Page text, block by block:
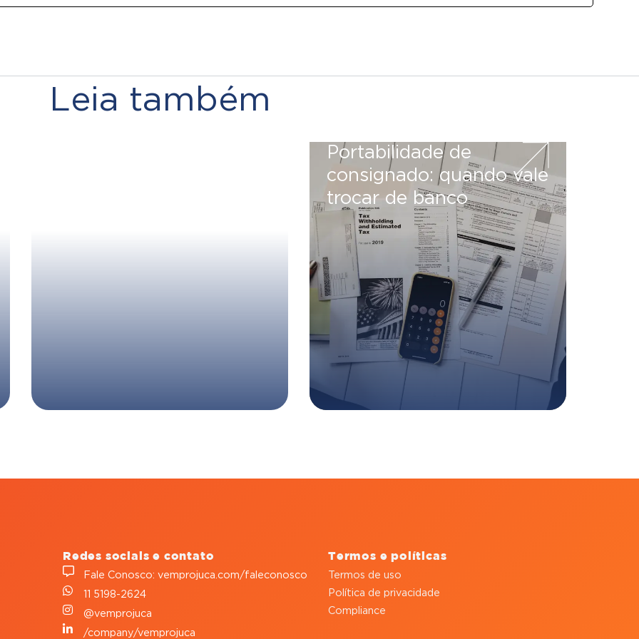
Leia também
Portabilidade de
consignado: quando vale
trocar de banco
Redes sociais e contato
Fale Conosco: vemprojuca.com/faleconosco
11 5198-2624
@vemprojuca
/company/vemprojuca
Termos e políticas
Termos de uso
Política de privacidade
Compliance